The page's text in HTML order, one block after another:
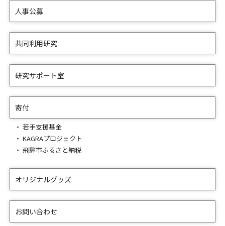
人事公募
共同利用研究
研究サポート室
寄付
若手支援基金
KAGRAプロジェクト
飛騨市ふるさと納税
オリジナルグッズ
お問い合わせ